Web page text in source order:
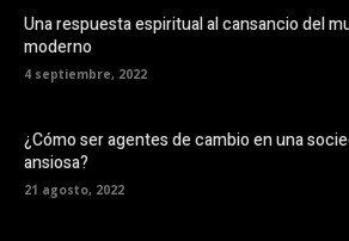
Una respuesta espiritual al cansancio del
moderno
4 septiembre, 2022
¿Cómo ser agentes de cambio en una
ansiosa?
21 agosto, 2022